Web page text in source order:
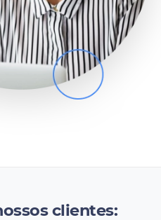
clientes: